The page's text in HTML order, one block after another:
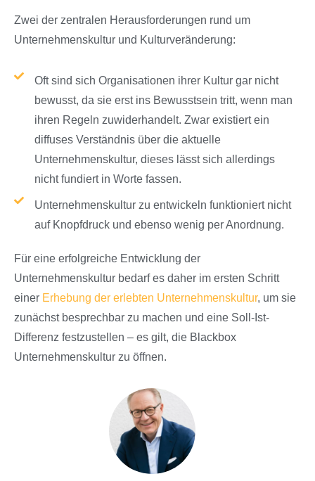
Zwei der zentralen Herausforderungen rund um
Unternehmenskultur und Kulturveränderung:
Oft sind sich Organisationen ihrer Kultur gar nicht
bewusst, da sie erst ins Bewusstsein tritt, wenn man
ihren Regeln zuwiderhandelt. Zwar existiert ein
diffuses Verständnis über die aktuelle
Unternehmenskultur, dieses lässt sich allerdings
nicht fundiert in Worte fassen.
Unternehmenskultur zu entwickeln funktioniert nicht
auf Knopfdruck und ebenso wenig per Anordnung.
Für eine erfolgreiche Entwicklung der
Unternehmenskultur bedarf es daher im ersten Schritt
einer Erhebung der erlebten Unternehmenskultur, um sie
zunächst besprechbar zu machen und eine Soll-Ist-
Differenz festzustellen – es gilt, die Blackbox
Unternehmenskultur zu öffnen.